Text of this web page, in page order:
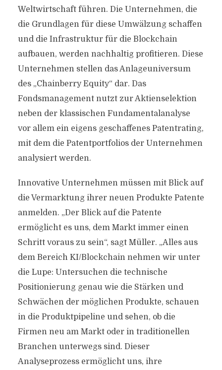
Weltwirtschaft führen. Die Unternehmen, die
die Grundlagen für diese Umwälzung schaffen
und die Infrastruktur für die Blockchain
aufbauen, werden nachhaltig profitieren. Diese
Unternehmen stellen das Anlageuniversum
des „Chainberry Equity“ dar. Das
Fondsmanagement nutzt zur Aktienselektion
neben der klassischen Fundamentalanalyse
vor allem ein eigens geschaffenes Patentrating,
mit dem die Patentportfolios der Unternehmen
analysiert werden.
Innovative Unternehmen müssen mit Blick auf
die Vermarktung ihrer neuen Produkte Patente
anmelden. „Der Blick auf die Patente
ermöglicht es uns, dem Markt immer einen
Schritt voraus zu sein“, sagt Müller. „Alles aus
dem Bereich KI/Blockchain nehmen wir unter
die Lupe: Untersuchen die technische
Positionierung genau wie die Stärken und
Schwächen der möglichen Produkte, schauen
in die Produktpipeline und sehen, ob die
Firmen neu am Markt oder in traditionellen
Branchen unterwegs sind. Dieser
Analyseprozess ermöglicht uns, ihre